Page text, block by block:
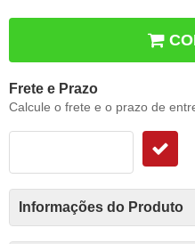
Frete e Prazo
Calcule o frete e o prazo de
Informações do Produto